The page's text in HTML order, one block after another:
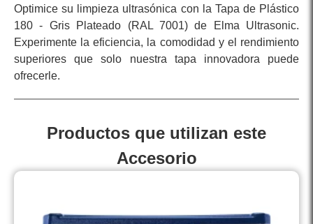
Optimice su limpieza ultrasónica con la Tapa de Plástico
180 - Gris Plateado (RAL 7001) de Elma Ultrasonic.
Experimente la eficiencia, la comodidad y el rendimiento
superiores que solo nuestra tapa innovadora puede
ofrecerle.
Productos que utilizan este
Accesorio